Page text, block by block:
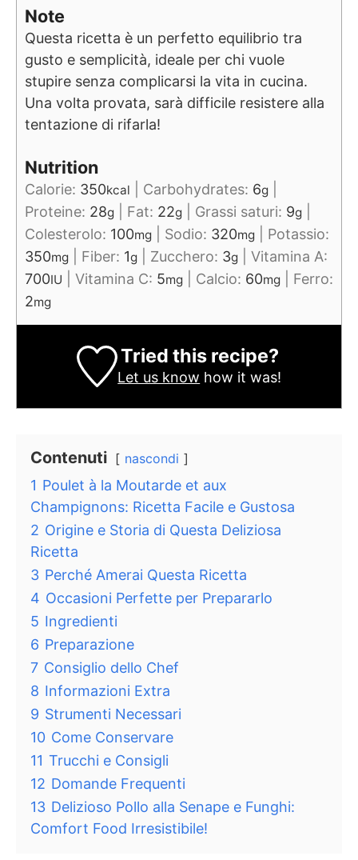
Note
Questa ricetta è un perfetto equilibrio tra
gusto e semplicità, ideale per chi vuole
stupire senza complicarsi la vita in cucina.
Una volta provata, sarà difficile resistere alla
tentazione di rifarla!
Nutrition
Calorie: 350kcal Carbohydrates: 6g
Proteine: 28g Fat: 22g Grassi saturi: 9g
Colesterolo: 100mg Sodio: 320mg
Potassio:
350mg Fiber: 1g Zucchero: 3g
Vitamina A:
700IU Vitamina C: 5mg Calcio: 60mg
Ferro:
2mg
Tried this recipe?
Let us know how it was!
Contenuti nascondi
1 Poulet à la Moutarde et aux
Champignons: Ricetta Facile e Gustosa
2 Origine e Storia di Questa Deliziosa
Ricetta
3 Perché Amerai Questa Ricetta
4 Occasioni Perfette per Prepararlo
5 Ingredienti
6 Preparazione
7 Consiglio dello Chef
8 Informazioni Extra
9 Strumenti Necessari
10 Come Conservare
11 Trucchi e Consigli
12 Domande Frequenti
13 Delizioso Pollo alla Senape e Funghi:
Comfort Food Irresistibile!